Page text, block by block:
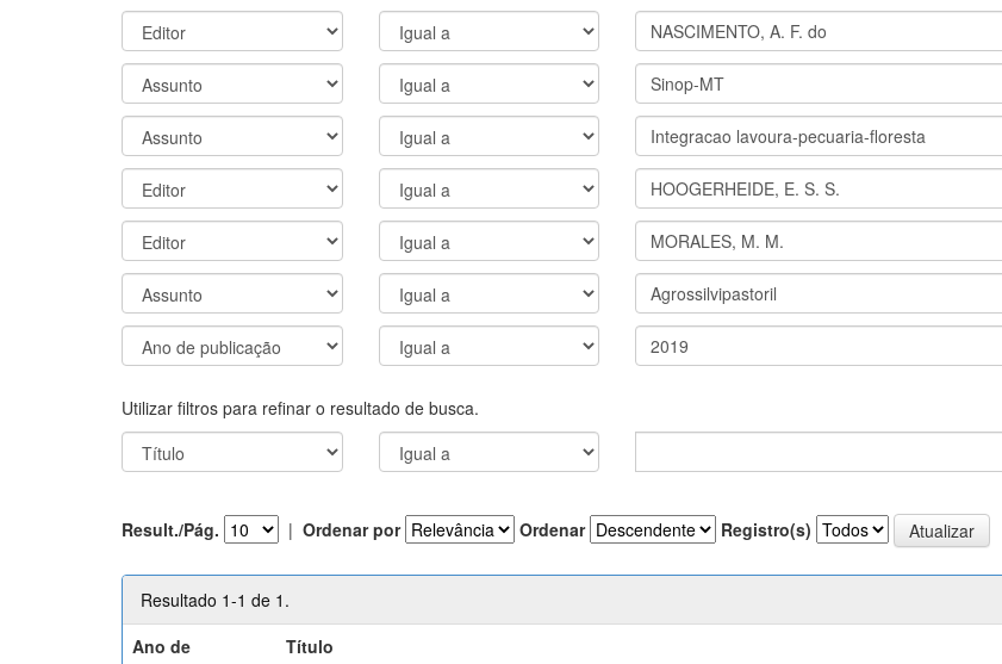
Utilizar filtros para refinar o resultado de busca.
Result./Pág. | Ordenar por Ordenar Registro(s)
Resultado 1-1 de 1.
Ano de
Título